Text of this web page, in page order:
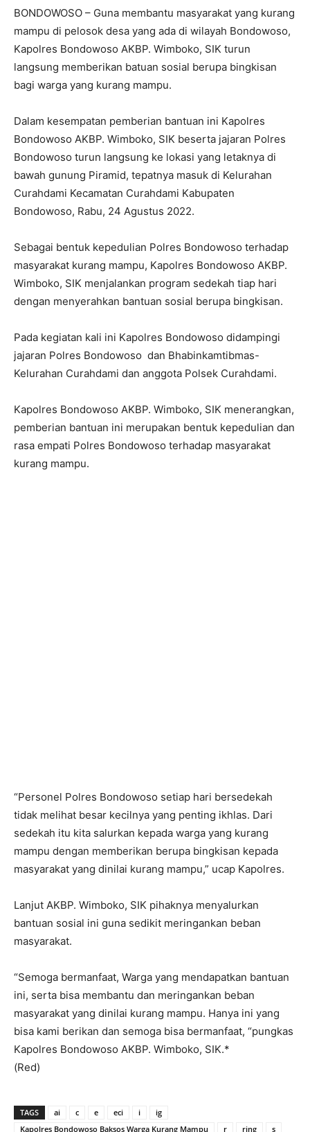
BONDOWOSO – Guna membantu masyarakat yang kurang
mampu di pelosok desa yang ada di wilayah Bondowoso,
Kapolres Bondowoso AKBP. Wimboko, SIK turun
langsung memberikan batuan sosial berupa bingkisan
bagi warga yang kurang mampu.
Dalam kesempatan pemberian bantuan ini Kapolres
Bondowoso AKBP. Wimboko, SIK beserta jajaran Polres
Bondowoso turun langsung ke lokasi yang letaknya di
bawah gunung Piramid, tepatnya masuk di Kelurahan
Curahdami Kecamatan Curahdami Kabupaten
Bondowoso, Rabu, 24 Agustus 2022.
Sebagai bentuk kepedulian Polres Bondowoso terhadap
masyarakat kurang mampu, Kapolres Bondowoso AKBP.
Wimboko, SIK menjalankan program sedekah tiap hari
dengan menyerahkan bantuan sosial berupa bingkisan.
Pada kegiatan kali ini Kapolres Bondowoso didampingi
jajaran Polres Bondowoso dan Bhabinkamtibmas-
Kelurahan Curahdami dan anggota Polsek Curahdami.
Kapolres Bondowoso AKBP. Wimboko, SIK menerangkan,
pemberian bantuan ini merupakan bentuk kepedulian dan
rasa empati Polres Bondowoso terhadap masyarakat
kurang mampu.
“Personel Polres Bondowoso setiap hari bersedekah
tidak melihat besar kecilnya yang penting ikhlas. Dari
sedekah itu kita salurkan kepada warga yang kurang
mampu dengan memberikan berupa bingkisan kepada
masyarakat yang dinilai kurang mampu,” ucap Kapolres.
Lanjut AKBP. Wimboko, SIK pihaknya menyalurkan
bantuan sosial ini guna sedikit meringankan beban
masyarakat.
“Semoga bermanfaat, Warga yang mendapatkan bantuan
ini, serta bisa membantu dan meringankan beban
masyarakat yang dinilai kurang mampu. Hanya ini yang
bisa kami berikan dan semoga bisa bermanfaat, “pungkas
Kapolres Bondowoso AKBP. Wimboko, SIK.*
(Red)
TAGS ai c e eci i
ig
Kapolres Bondowoso Baksos Warga Kurang Mampu
r ring s